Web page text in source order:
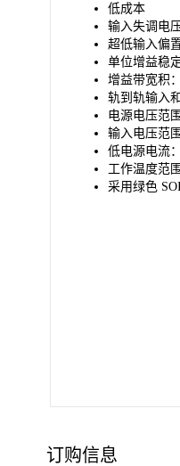
低成本
输入失调电
超低输入偏
单位增益稳
增益带宽积
轨到轨输入
电源电压范
输入电压范
低电源电流
工作温度范
采用绿色
订购信息